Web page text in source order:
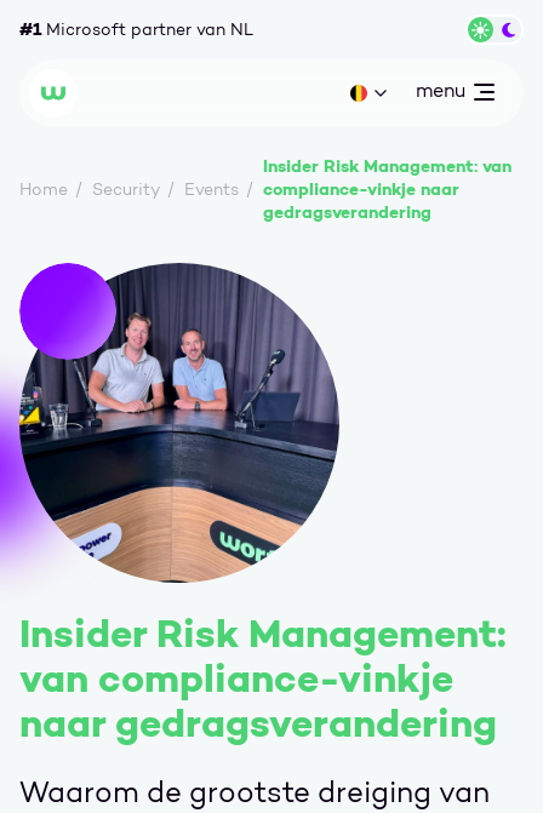
#1Microsoft partner van NL
Wortell Huidige taal: be
open
menu
Home Security Events
Insider Risk Management: van
compliance-vinkje naar
gedragsverandering
Insider Risk Management:
van compliance-vinkje
naar gedragsverandering
Waarom de grootste dreiging van